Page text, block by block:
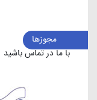
با ما در تماس باشید
مجوزها